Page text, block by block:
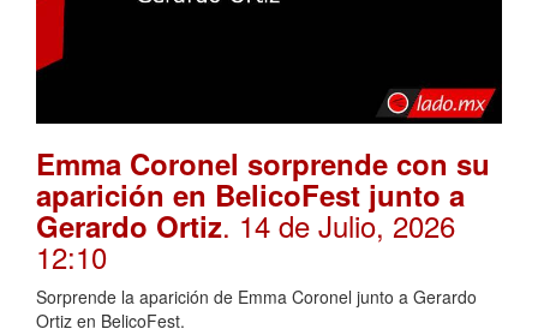
Emma Coronel sorprende con su
aparición en BelicoFest junto a
Gerardo Ortiz. 14 de Julio, 2026
12:10
Sorprende la aparición de Emma Coronel junto a Gerardo
Ortiz en BelicoFest.